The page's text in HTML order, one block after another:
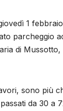
1
parcheggio
di Mussotto,
sono più
da 30 a